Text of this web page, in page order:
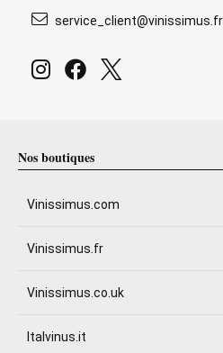
service_client@vinissimus.fr
Nos boutiques
Vinissimus.com
Vinissimus.fr
Vinissimus.co.uk
Italvinus.it